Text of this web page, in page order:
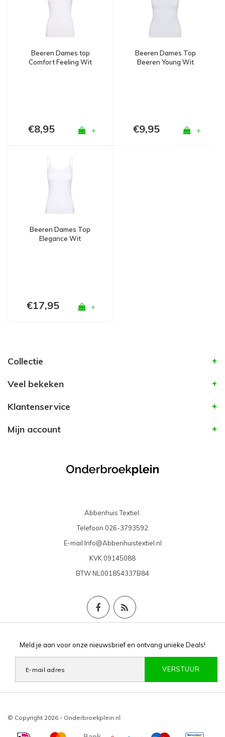
Beeren Dames top
Comfort Feeling Wit
€8,95 +
Beeren Dames Top
Beeren Young Wit
€9,95 +
Beeren Dames Top
Elegance Wit
€17,95 +
Collectie
Veel bekeken
Klantenservice
Mijn account
Abbenhuis Textiel.
Telefoon 026-3793592
E-mail Info@Abbenhuistextiel.nl
KVK 09145088
BTWNL001854337B84
Meld je aan voor onze nieuwsbrief en ontvang unieke Deals!
VERSTUUR
© Copyright 2026 - Onderbroekplein.nl